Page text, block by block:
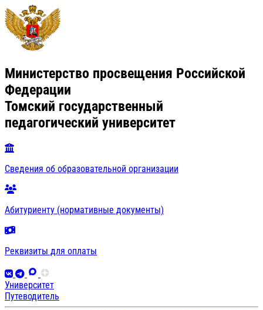
Министерство просвещения Российской
Федерации
Томский государственный
педагогический университет
Сведения об образовательной организации
Абитуриенту (нормативные документы)
Реквизиты для оплаты
Университет
Путеводитель